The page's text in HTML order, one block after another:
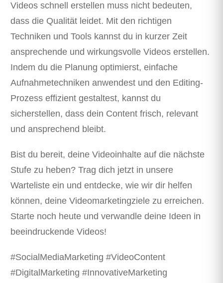
Videos schnell erstellen muss nicht bedeuten,
dass die Qualität leidet. Mit den richtigen
Techniken und Tools kannst du in kurzer Zeit
ansprechende und wirkungsvolle Videos erstellen.
Indem du die Planung optimierst, einfache
Aufnahmetechniken anwendest und den Editing-
Prozess effizient gestaltest, kannst du
sicherstellen, dass dein Content frisch, relevant
und ansprechend bleibt.
Bist du bereit, deine Videoinhalte auf die nächste
Stufe zu heben? Trag dich jetzt in unsere
Warteliste ein und entdecke, wie wir dir helfen
können, deine Videomarketingziele zu erreichen.
Starte noch heute und verwandle deine Ideen in
beeindruckende Videos!
#SocialMediaMarketing #VideoContent
#DigitalMarketing #InnovativeMarketing